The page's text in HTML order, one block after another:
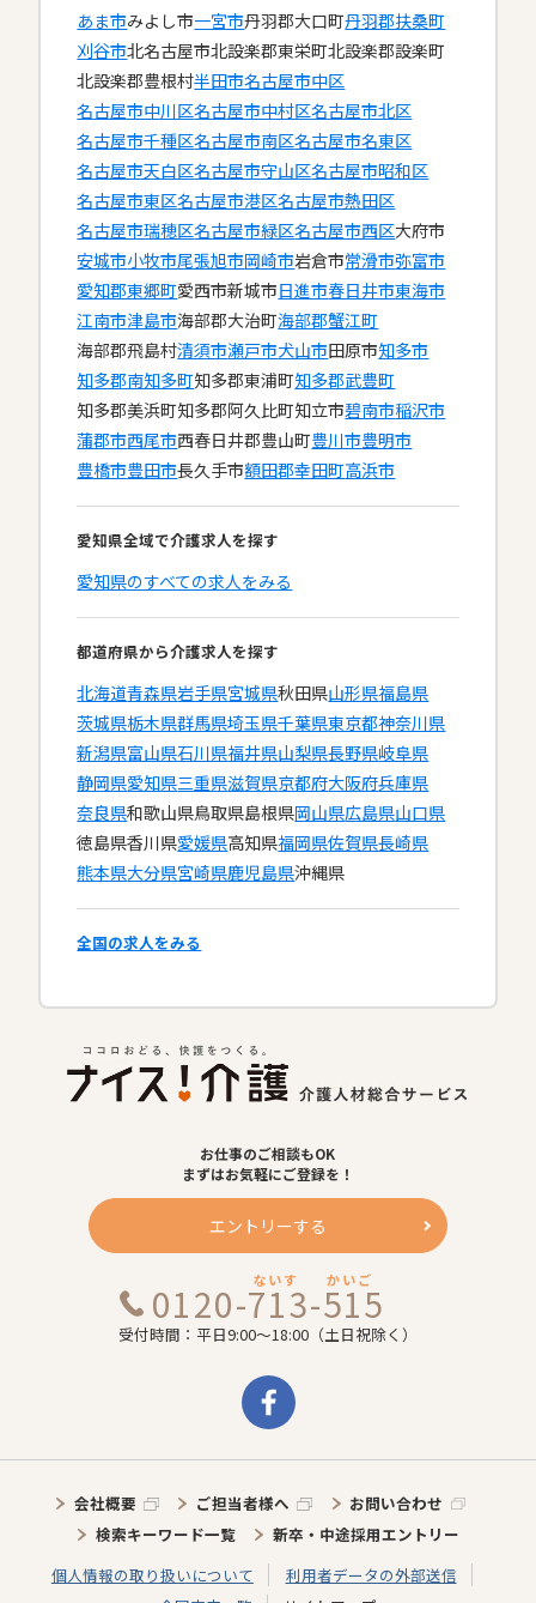
あま市みよし市一宮市丹羽郡大口町丹羽郡扶桑町
刈谷市北名古屋市北設楽郡東栄町北設楽郡設楽町
北設楽郡豊根村半田市名古屋市中区
名古屋市中川区名古屋市中村区名古屋市北区
名古屋市千種区名古屋市南区名古屋市名東区
名古屋市天白区名古屋市守山区名古屋市昭和区
名古屋市東区名古屋市港区名古屋市熱田区
名古屋市瑞穂区名古屋市緑区名古屋市西区大府市
安城市小牧市尾張旭市岡崎市岩倉市常滑市弥富市
愛知郡東郷町愛西市新城市日進市春日井市東海市
江南市津島市海部郡大治町海部郡蟹江町
海部郡飛島村清須市瀬戸市犬山市田原市知多市
知多郡南知多町知多郡東浦町知多郡武豊町
知多郡美浜町知多郡阿久比町知立市碧南市稲沢市
蒲郡市西尾市西春日井郡豊山町豊川市豊明市
豊橋市豊田市長久手市額田郡幸田町高浜市
愛知県全域で介護求人を探す
愛知県のすべての求人をみる
都道府県から介護求人を探す
北海道青森県岩手県宮城県秋田県山形県福島県
茨城県栃木県群馬県埼玉県千葉県東京都神奈川県
新潟県富山県石川県福井県山梨県長野県岐阜県
静岡県愛知県三重県滋賀県京都府大阪府兵庫県
奈良県和歌山県鳥取県島根県岡山県広島県山口県
徳島県香川県愛媛県高知県福岡県佐賀県長崎県
熊本県大分県宮崎県鹿児島県沖縄県
全国の求人をみる
お仕事のご相談もOK
まずはお気軽にご登録を！
エントリーする
0120-713-515
ないす かいご
受付時間：平日9:00～18:00（土日祝除く）
会社概要 ご担当者様へ
お問い合わせ
検索キーワード一覧
新卒・中途採用エントリー
個人情報の取り扱いについて
利用者データの外部送信